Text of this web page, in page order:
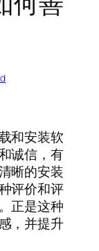
和安装软
诚信，有
晰的安装
评价和评
正是这种
，并提升